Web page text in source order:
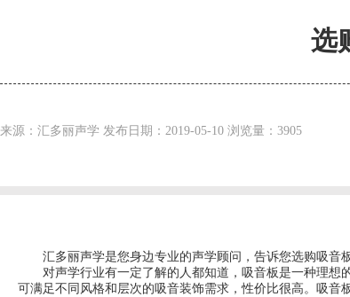
选
来源：汇多丽声学 发布日期：2019-05-10 浏览量：3905
汇多丽声学是您身边专业的声学顾问，告诉您选购吸音
对声学行业有一定了解的人都知道，吸音板是一种理想
可满足不同风格和层次的吸音装饰需求，性价比很高。吸